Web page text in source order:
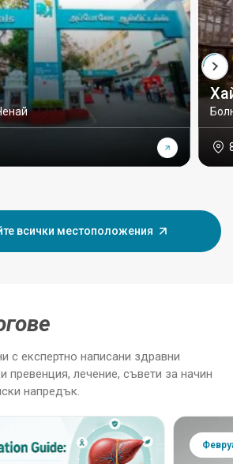
всички местоположения
с експертно написани здравни
лечение, съвети за начин
напредък.